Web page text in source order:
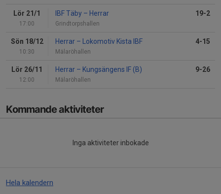
Lör 21/1
17:00
IBF Täby – Herrar
Grindtorpshallen
19-2
Sön 18/12
10:30
Herrar – Lokomotiv Kista IBF
Mälaröhallen
4-15
Lör 26/11
12:00
Herrar – Kungsängens IF (B)
Mälaröhallen
9-26
Kommande aktiviteter
Inga aktiviteter inbokade
Hela kalendern